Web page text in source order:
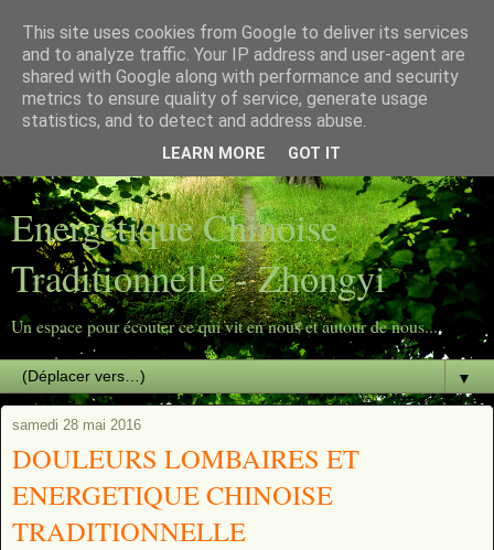
Energétique Chinoise
Traditionnelle - Zhongyi
Energétique Chinoise
Traditionnelle - Zhongyi
Un espace pour écouter ce qui vit en nous et autour de nous...
▼
samedi 28 mai 2016
DOULEURS LOMBAIRES ET
ENERGETIQUE CHINOISE
TRADITIONNELLE
This site uses cookies from Google to deliver its services
and to analyze traffic. Your IP address and user-agent are
shared with Google along with performance and security
metrics to ensure quality of service, generate usage
statistics, and to detect and address abuse.
LEARN MORE GOT IT